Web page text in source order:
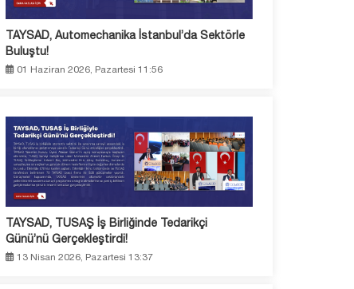
TAYSAD, Automechanika İstanbul’da Sektörle
Buluştu!
01 Haziran 2026, Pazartesi 11:56
TAYSAD, TUSAŞ İş Birliğinde Tedarikçi
Günü’nü Gerçekleştirdi!
13 Nisan 2026, Pazartesi 13:37